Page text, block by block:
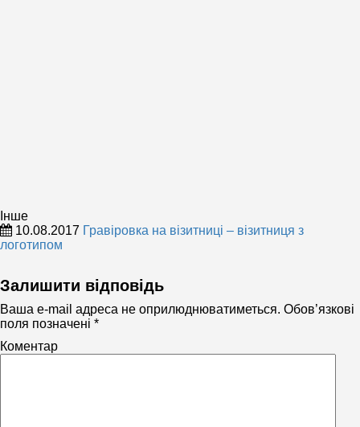
Інше
10.08.2017 Гравіровка на візитниці – візитниця з
логотипом
Залишити відповідь
Ваша e-mail адреса не оприлюднюватиметься. Обов’язкові
поля позначені *
Коментар